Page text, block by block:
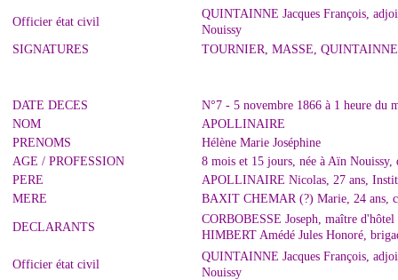
Officier état civil
QUINTAINNE Jacques François,
Nouissy
SIGNATURES
TOURNIER, MASSE, QUINTAINNE
DATE DECES
N°7 - 5 novembre 1866 à 1 heure du
NOM
APOLLINAIRE
PRENOMS
Hélène Marie Joséphine
AGE / PROFESSION
8 mois et 15 jours, née à Aïn Nouissy,
PERE
APOLLINAIRE Nicolas, 27 ans,
MERE
BAXIT CHEMAR (?) Marie, 24 ans,
DECLARANTS
CORBOBESSE Joseph, maître
HIMBERT Amédé Jules Honoré,
Officier état civil
QUINTAINNE Jacques François,
Nouissy